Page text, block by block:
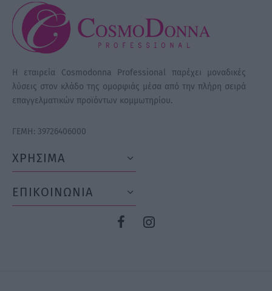
Η εταιρεία Cosmodonna Professional παρέχει μοναδικές
λύσεις στον κλάδο της ομορφιάς μέσα από την πλήρη σειρά
επαγγελματικών προϊόντων κομμωτηρίου.
ΓΕΜΗ: 39726406000
ΧΡΗΣΙΜΑ
ΕΠΙΚΟΙΝΩΝΙΑ